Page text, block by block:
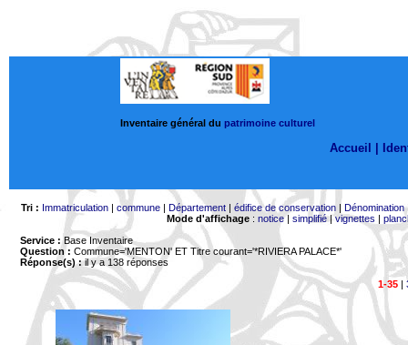
Inventaire général du patrimoine culturel
Accueil |
Tri : Immatriculation| commune| Département| édifice de conservation| Dénomination
Mode d'affichage: notice| simplifié|vignettes |
Service : Base Inventaire
Question : Commune='MENTON' ET Titre courant='*RIVIERA PALACE*'
Réponse(s) :il y a 138 réponses
1-35|